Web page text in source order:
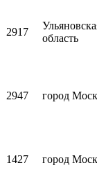
2917
область
2947 город
1427 город